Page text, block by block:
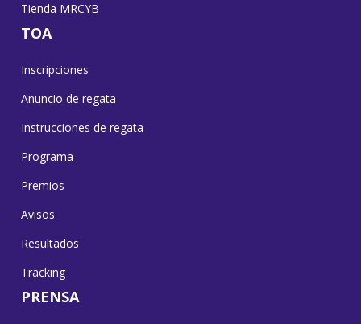
Tienda MRCYB
TOA
Inscripciones
Anuncio de regata
Instrucciones de regata
Programa
Premios
Avisos
Resultados
Tracking
PRENSA